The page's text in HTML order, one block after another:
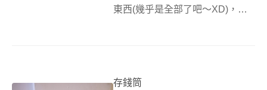
東西(幾乎是全部了吧～XD)，尤
門推出惡搞設計商品的英國設計
存錢筒